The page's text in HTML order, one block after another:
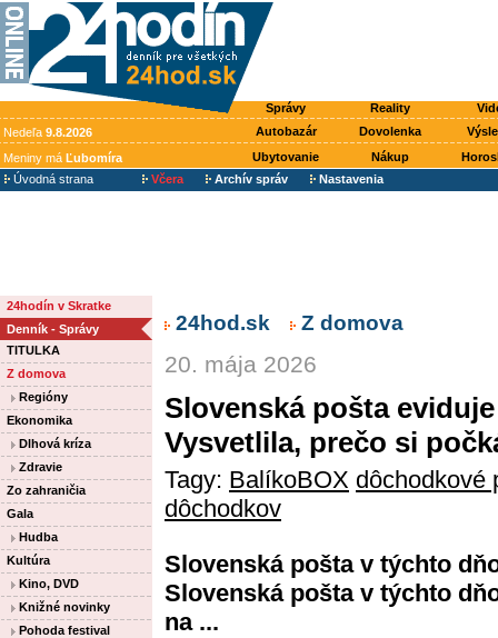
Správy Reality
Nedeľa 9.8.2026 Autobazár Dovolenka
Meniny má Ľubomíra Ubytovanie Nákup
Úvodná strana
Včera Archív správ Nastavenia
24hodín v Skratke
Denník - Správy
TITULKA
Z domova
Regióny
Ekonomika
Dlhová kríza
Zdravie
Zo zahraničia
Gala
Hudba
Kultúra
Kino, DVD
Knižné novinky
Pohoda festival
24hod.sk Z domova
20. mája 2026
Slovenská pošta
Vysvetlila, prečo si
Tagy: BalíkoBOX dôchodkové
dôchodkov
Slovenská pošta v týchto
Slovenská pošta v týchto
na ...